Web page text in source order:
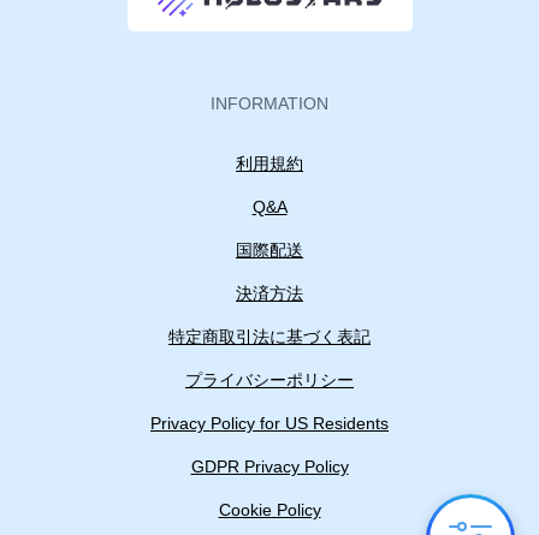
INFORMATION
利用規約
Q&A
国際配送
決済方法
特定商取引法に基づく表記
プライバシーポリシー
Privacy Policy for US Residents
GDPR Privacy Policy
Cookie Policy